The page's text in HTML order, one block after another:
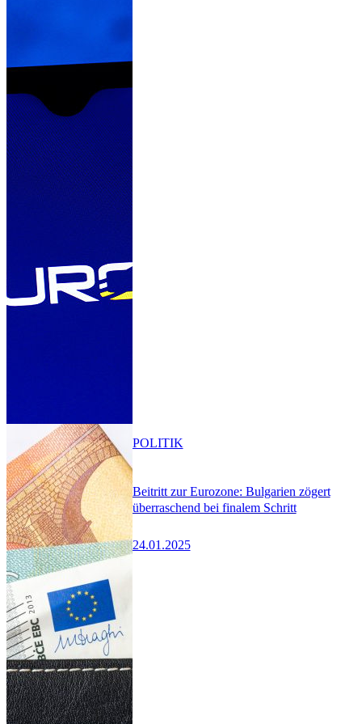
Beitritt zur Eurozone: Bulgarien zögert
überraschend bei finalem Schritt
24.01.2025
POLITIK